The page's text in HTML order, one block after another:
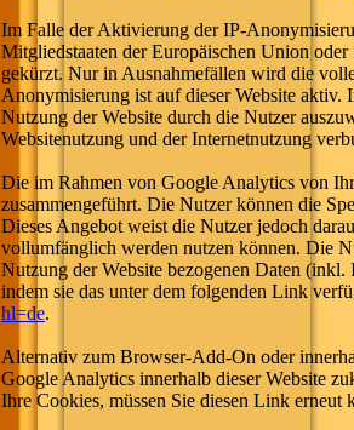
Im Falle der Aktivierung der IP-
Mitgliedstaaten der Europäischen Union
gekürzt. Nur in Ausnahmefällen wird die
Anonymisierung ist auf dieser Website aktiv.
Nutzung der Website durch die Nutzer
Websitenutzung und der Internetnutzung
Die im Rahmen von Google Analytics von
zusammengeführt. Die Nutzer können die
Dieses Angebot weist die Nutzer jedoch
vollumfänglich werden nutzen können. Die
Nutzung der Website bezogenen Daten
indem sie das unter dem folgenden Link
hl=de.
Alternativ zum Browser-Add-On oder
Google Analytics innerhalb dieser Website
Ihre Cookies, müssen Sie diesen Link erneut